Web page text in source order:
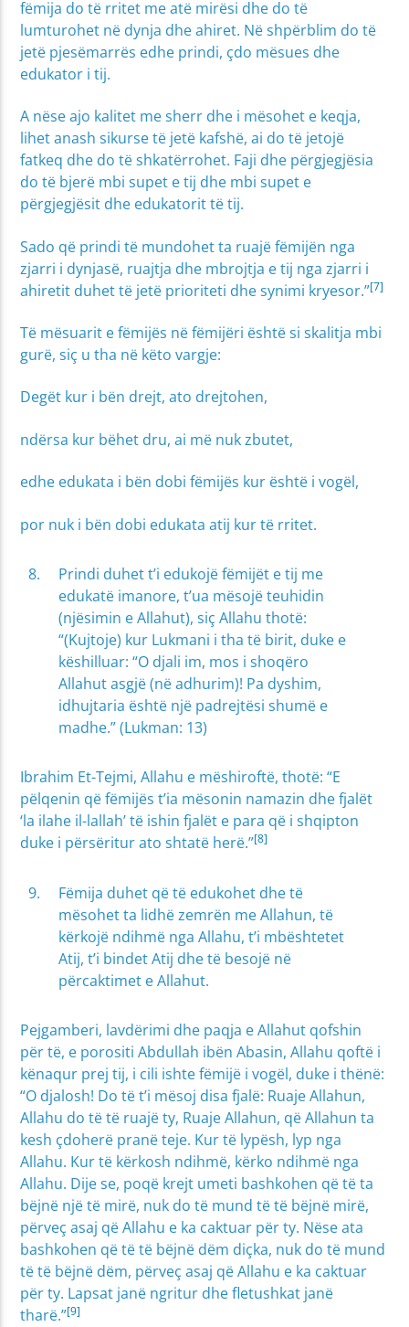
fëmija do të rritet me atë mirësi dhe do të
lumturohet në dynja dhe ahiret. Në shpërblim do të
jetë pjesëmarrës edhe prindi, çdo mësues dhe
edukator i tij.
A nëse ajo kalitet me sherr dhe i mësohet e keqja,
lihet anash sikurse të jetë kafshë, ai do të jetojë
fatkeq dhe do të shkatërrohet. Faji dhe përgjegjësia
do të bjerë mbi supet e tij dhe mbi supet e
përgjegjësit dhe edukatorit të tij.
Sado që prindi të mundohet ta ruajë fëmijën nga
zjarri i dynjasë, ruajtja dhe mbrojtja e tij nga zjarri i
ahiretit duhet të jetë prioriteti dhe synimi kryesor.”[7]
Të mësuarit e fëmijës në fëmijëri është si skalitja mbi
gurë, siç u tha në këto vargje:
Degët kur i bën drejt, ato drejtohen,
ndërsa kur bëhet dru, ai më nuk zbutet,
edhe edukata i bën dobi fëmijës kur është i vogël,
por nuk i bën dobi edukata atij kur të rritet.
Prindi duhet t’i edukojë fëmijët e tij me
edukatë imanore, t’ua mësojë teuhidin
(njësimin e Allahut), siç Allahu thotë:
“(Kujtoje) kur Lukmani i tha të birit, duke e
këshilluar: “O djali im, mos i shoqëro
Allahut asgjë (në adhurim)! Pa dyshim,
idhujtaria është një padrejtësi shumë e
madhe.” (Lukman: 13)
Ibrahim Et-Tejmi, Allahu e mëshiroftë, thotë: “E
pëlqenin që fëmijës t’ia mësonin namazin dhe fjalët
‘la ilahe il-lallah’ të ishin fjalët e para që i shqipton
duke i përsëritur ato shtatë herë.”[8]
Fëmija duhet që të edukohet dhe të
mësohet ta lidhë zemrën me Allahun, të
kërkojë ndihmë nga Allahu, t’i mbështetet
Atij, t’i bindet Atij dhe të besojë në
përcaktimet e Allahut.
Pejgamberi, lavdërimi dhe paqja e Allahut qofshin
për të, e porositi Abdullah ibën Abasin, Allahu qoftë i
kënaqur prej tij, i cili ishte fëmijë i vogël, duke i thënë:
“O djalosh! Do të t’i mësoj disa fjalë: Ruaje Allahun,
Allahu do të të ruajë ty, Ruaje Allahun, që Allahun ta
kesh çdoherë pranë teje. Kur të lypësh, lyp nga
Allahu. Kur të kërkosh ndihmë, kërko ndihmë nga
Allahu. Dije se, poqë krejt umeti bashkohen që të ta
bëjnë një të mirë, nuk do të mund të të bëjnë mirë,
përveç asaj që Allahu e ka caktuar për ty. Nëse ata
bashkohen që të të bëjnë dëm diçka, nuk do të mund
të të bëjnë dëm, përveç asaj që Allahu e ka caktuar
për ty. Lapsat janë ngritur dhe fletushkat janë
tharë.”[9]